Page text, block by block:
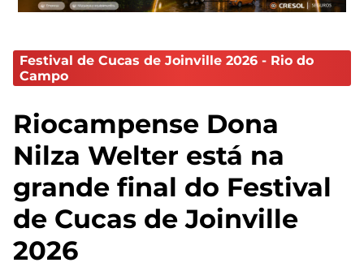
Festival de Cucas de Joinville 2026 - Rio do
Campo
Riocampense Dona
Nilza Welter está na
grande final do Festival
de Cucas de Joinville
2026